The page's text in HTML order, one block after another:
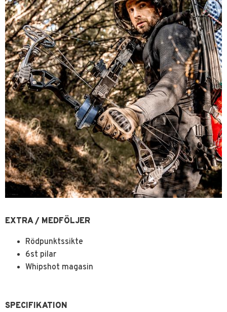
EXTRA / MEDFÖLJER
Rödpunktssikte
6st pilar
Whipshot magasin
SPECIFIKATION